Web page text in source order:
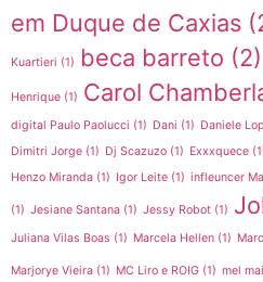
em Duque de Caxias
Kuartieri (1) beca barreto (2)
Henrique (1) Carol
digital Paulo Paolucci (1) Dani (1) Daniele
Dimitri Jorge (1) Dj Scazuzo (1) Exxxquece
Henzo Miranda (1) Igor Leite (1) infleuncer
(1) Jesiane Santana (1) Jessy Robot (1)
Juliana Vilas Boas (1) Marcela Hellen (1)
Marjorye Vieira (1) MC Liro e ROIG (1) mel